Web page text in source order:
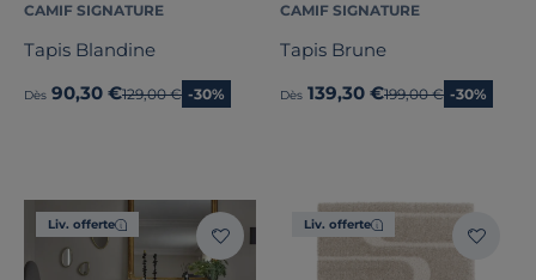
CAMIF SIGNATURE
Tapis Blandine
Dès 90,30 €Ancien prix
129,00 € -30%
CAMIF SIGNATURE
Tapis Brune
Dès 139,30 €Ancien prix
199,00 € -30%
Liv. offerte Liv. offerte